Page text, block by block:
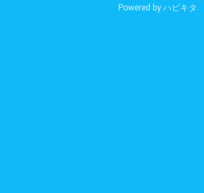
Powered by ハピキタ